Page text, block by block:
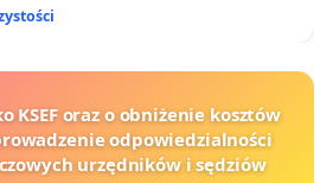
KSEF oraz o obniżenie kosztów
odpowiedzialności
urzędników i sędziów